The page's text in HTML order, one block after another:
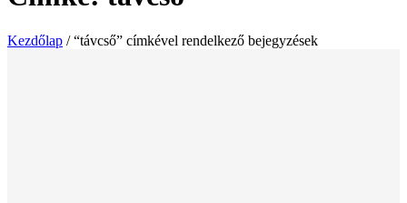
Kezdőlap / “távcső” címkével rendelkező bejegyzések